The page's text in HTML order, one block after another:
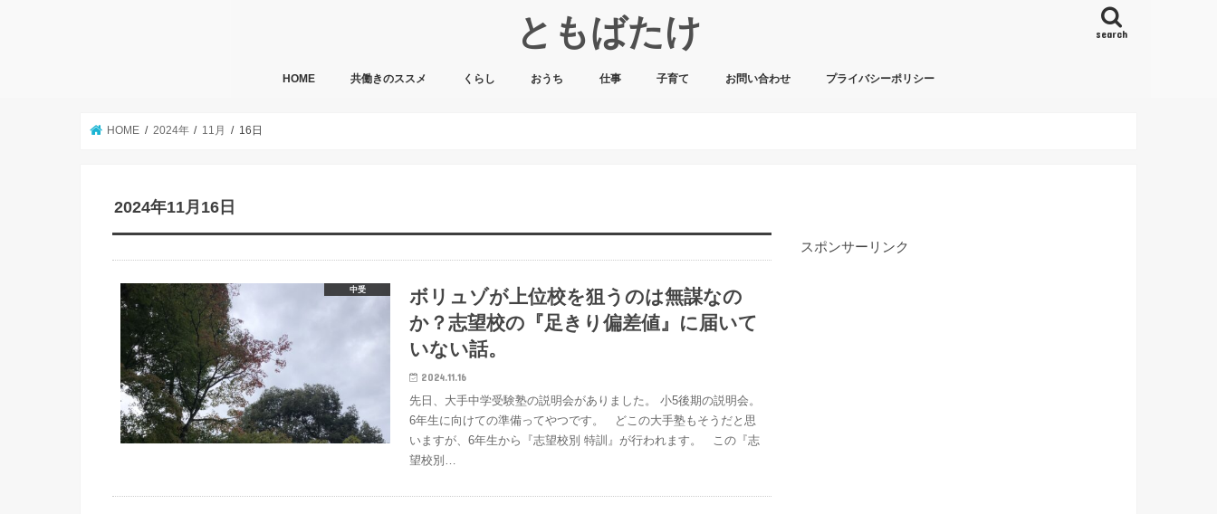
ともばたけ search
HOME 共働きのススメ くらし おうち 仕事 子育て お問い合わせ プライバシーポリシー
HOME 2024年 11月 16日
2024年11月16日
中受
ボリュゾが上位校を狙うのは無謀なの
か？志望校の『足きり偏差値』に届いて
いない話。
2024.11.16
先日、大手中学受験塾の説明会がありました。 小5後期の説明会。
6年生に向けての準備ってやつです。 どこの大手塾もそうだと思
いますが、6年生から『志望校別 特訓』が行われます。 この『志
望校別…
スポンサーリンク